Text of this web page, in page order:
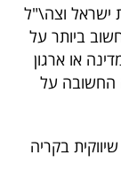
ישראל וצה\"ל
ביותר על
או ארגון
החשובה על
בקריה